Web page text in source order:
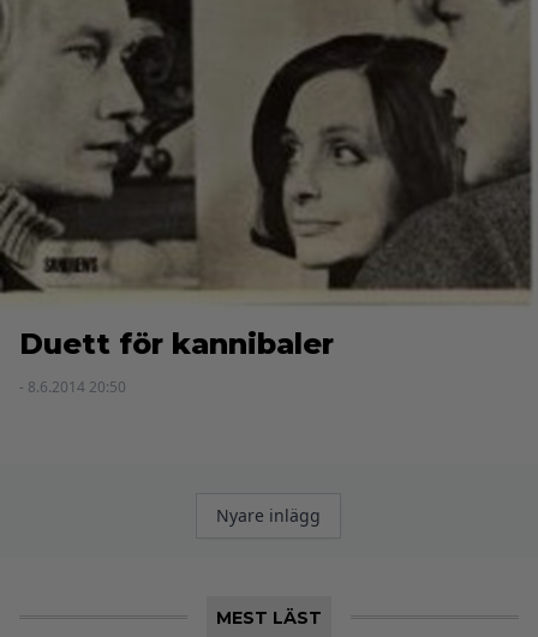
Duett för kannibaler
- 8.6.2014 20:50
Inläggsnavigering
Nyare inlägg
MEST LÄST